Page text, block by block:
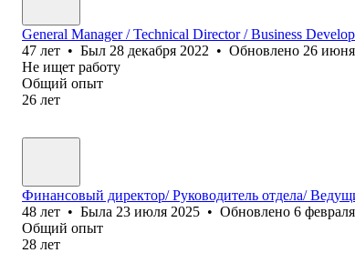
General Manager / Technical Director / Business
47 лет • Был 28 декабря 2022 • Обновлено 26 июня
Не ищет работу
Общий опыт
26 лет
Финансовый директор/ Руководитель отдела/
48 лет • Была 23 июля 2025 • Обновлено 6
Общий опыт
28 лет